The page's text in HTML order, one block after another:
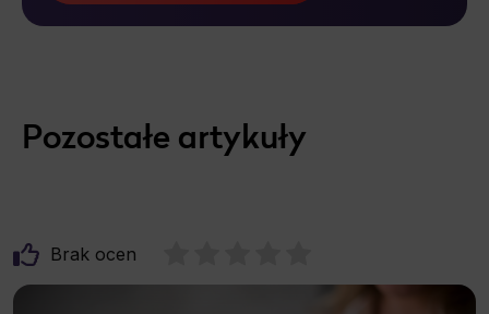
Pozostałe artykuły
Brak ocen